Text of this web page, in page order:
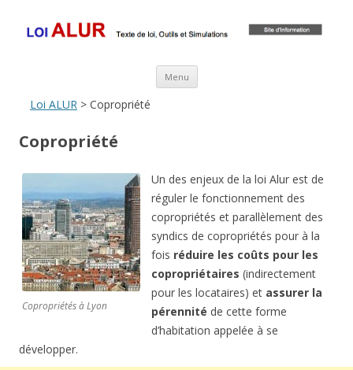
Loi ALUR
ALUR
Menu Aller au contenu principal
Loi ALUR > Copropriété
Copropriété
Copropriétés à Lyon
Un des enjeux de la loi Alur est de
réguler le fonctionnement des
copropriétés et parallèlement des
syndics de copropriétés pour à la
fois réduire les coûts pour les
copropriétaires (indirectement
pour les locataires) et assurer la
pérennité de cette forme
d’habitation appelée à se
développer.